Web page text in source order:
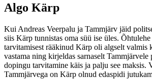
Algo Kärp
Kui Andreas Veerpalu ja Tammjärv jäid
siis Kärp tunnistas oma süü ise üles.
tarvitamisest rääkinud Kärp oli algselt valmis
vastama ning kirjeldas sarnaselt Tammjärvele
dopingu tarvitamine käis ja palju see maksis.
Tammjärvega on Kärp olnud edaspidi